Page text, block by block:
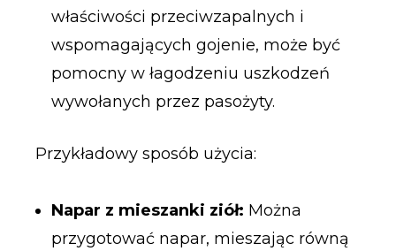
właściwości przeciwzapalnych i
wspomagających gojenie, może być
pomocny w łagodzeniu uszkodzeń
wywołanych przez pasożyty.
Przykładowy sposób użycia:
Napar z mieszanki ziół: Można
przygotować napar, mieszając równą